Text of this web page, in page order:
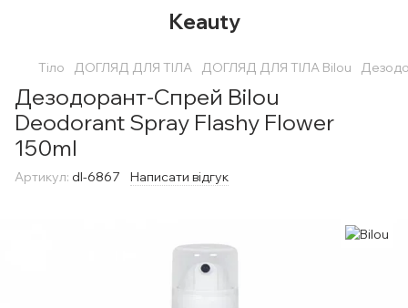
Keauty
Тіло ДОГЛЯД ДЛЯ ТІЛА ДОГЛЯД ДЛЯ ТІЛА Bilou
Дезодорант-Спрей Bilou
Deodorant Spray Flashy Flower
150ml
Артикул: dl-6867 Написати відгук